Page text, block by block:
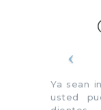
Ya sean
usted